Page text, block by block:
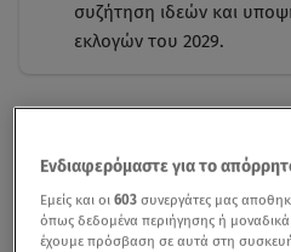
συζήτηση ιδεών και
εκλογών του 2029.
Ενδιαφερόμαστε για το
Εμείς και οι603 συνεργάτες μας
όπως δεδομένα περιήγησης ή μοναδικά
έχουμε πρόσβαση σε αυτά στη